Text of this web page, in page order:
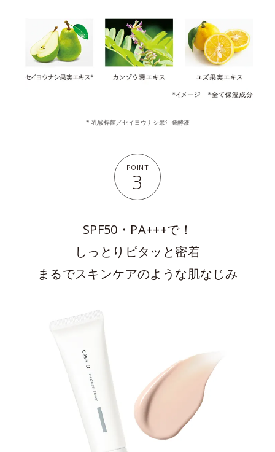
* 乳酸桿菌／セイヨウナシ果汁発酵液
POINT
3
SPF50・PA+++で！
しっとりピタッと密着
まるでスキンケアのような肌なじみ